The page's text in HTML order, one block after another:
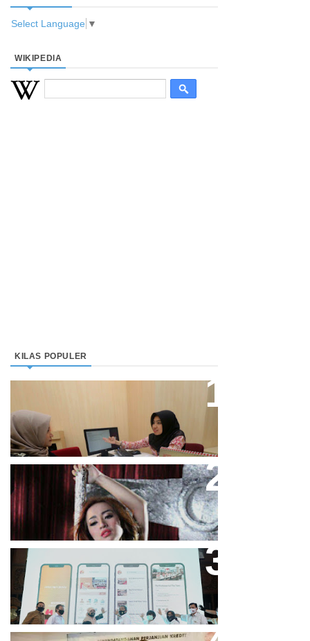
Select Language ▼
WIKIPEDIA
KILAS POPULER
Keuangan Syariah Di Indonesia
Meningkat
Cupi Cupita Luncurkan Single
“Yo Uwis”
Bandung Great Sale 2020 Go
Online Resmi Dimulai